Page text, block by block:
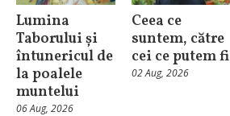
Lumina
Taborului și
întunericul de
la poalele
muntelui
06 Aug, 2026
Ceea ce
suntem, către
cei ce putem fi
02 Aug, 2026